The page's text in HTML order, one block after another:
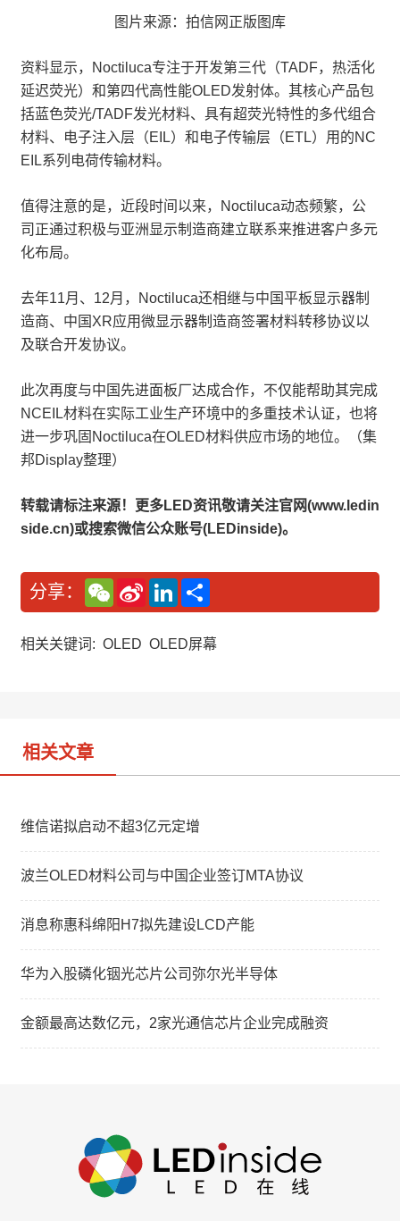
图片来源：拍信网正版图库
资料显示，Noctiluca专注于开发第三代（TADF，热活化
延迟荧光）和第四代高性能OLED发射体。其核心产品包
括蓝色荧光/TADF发光材料、具有超荧光特性的多代组合
材料、电子注入层（EIL）和电子传输层（ETL）用的NC
EIL系列电荷传输材料。
值得注意的是，近段时间以来，Noctiluca动态频繁，公
司正通过积极与亚洲显示制造商建立联系来推进客户多元
化布局。
去年11月、12月，Noctiluca还相继与中国平板显示器制
造商、中国XR应用微显示器制造商签署材料转移协议以
及联合开发协议。
此次再度与中国先进面板厂达成合作，不仅能帮助其完成
NCEIL材料在实际工业生产环境中的多重技术认证，也将
进一步巩固Noctiluca在OLED材料供应市场的地位。（集
邦Display整理）
转载请标注来源！更多LED资讯敬请关注官网(www.ledin
side.cn)或搜索微信公众账号(LEDinside)。
分享：
W
e
C
a
S
n
W
L
n
e
相关关键词: OLED OLED屏幕
相关文章
维信诺拟启动不超3亿元定增
波兰OLED材料公司与中国企业签订MTA协议
消息称惠科绵阳H7拟先建设LCD产能
华为入股磷化铟光芯片公司弥尔光半导体
金额最高达数亿元，2家光通信芯片企业完成融资